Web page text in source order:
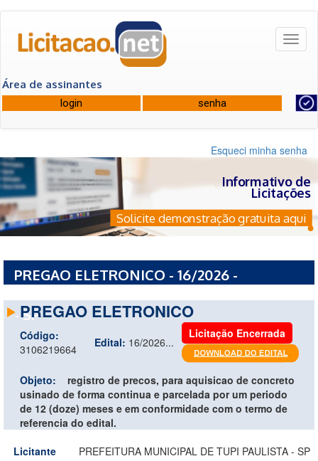
Área de assinantes
Esqueci minha senha
Informativo de
Licitações
Solicite demonstração gratuita aqui
PREGAO ELETRONICO - 16/2026 -
- SP
PREGAO ELETRONICO
Código:
3106219664
Edital: 16/2026...
Licitação Encerrada
Objeto:
registro de precos, para aquisicao de concreto
usinado de forma continua e parcelada por um periodo
de 12 (doze) meses e em conformidade com o termo de
referencia do edital.
Licitante
PREFEITURA MUNICIPAL DE TUPI PAULISTA - SP